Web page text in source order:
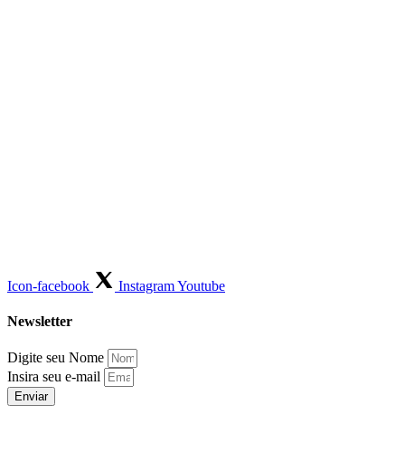
Icon-facebook InstagramYoutube
Newsletter
Digite seu Nome
Insira seu e-mail
Enviar